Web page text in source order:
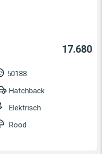
17.680
50188
Hatchback
Elektrisch
Rood